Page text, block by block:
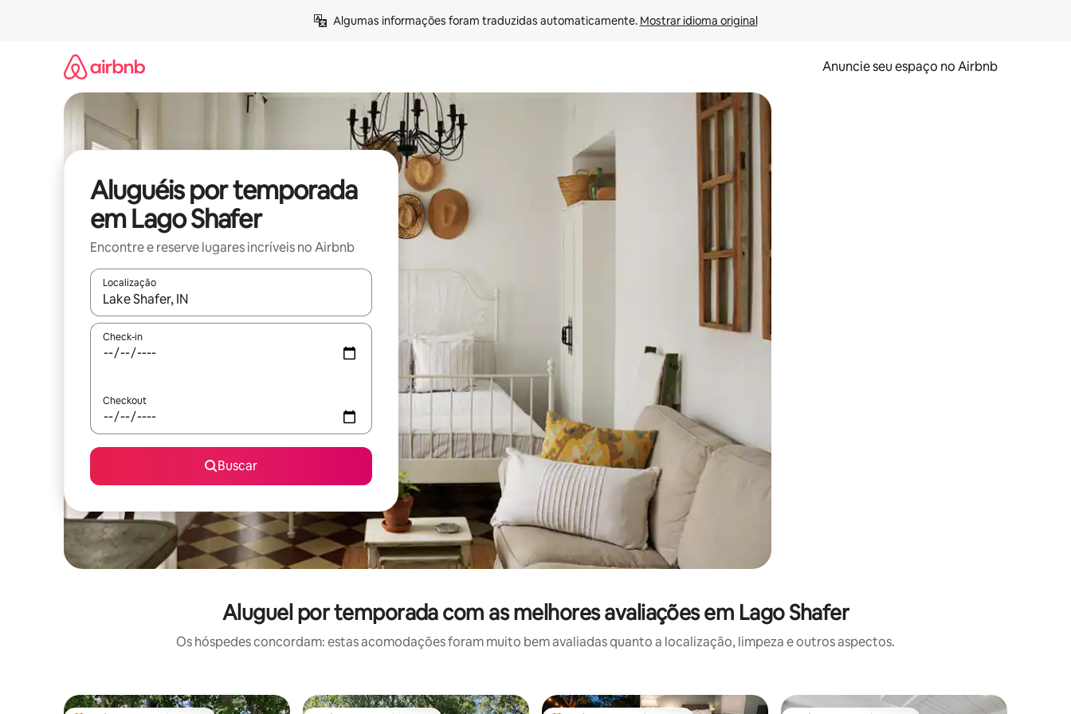
Algumas informações foram traduzidas automaticamente. Mostrar idioma original
Anuncie seu espaço no Airbnb
Aluguéis por temporada
em Lago Shafer
Encontre e reserve lugares incríveis no Airbnb
Localização
Quando os resultados estiverem disponíveis, explore-os usando as seta para cima e para baixo do teclado ou tocando e deslizando o dedo na tela.
Check-in
Checkout
Buscar
Aluguel por temporada com as melhores avaliações em Lago Shafer
Os hóspedes concordam: estas acomodações foram muito bem avaliadas quanto a localização, limpeza e outros aspectos.